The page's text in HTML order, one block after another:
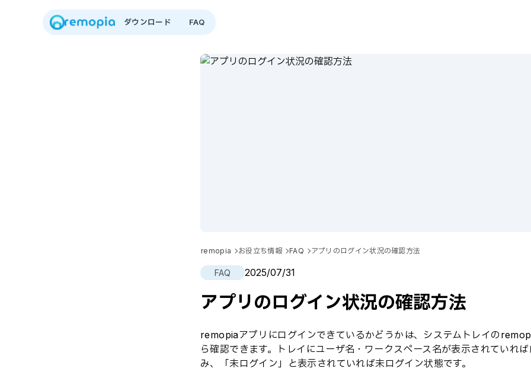
ダウンロード FAQ
remopia お役立ち情報 FAQ アプリのログイン状況の確認方法
FAQ 2025/07/31
アプリのログイン状況の確認方法
remopiaアプリにログインできているかどうかは、システムトレイの
ら確認できます。トレイにユーザ名・ワークスペース名が表示されていれ
み、「未ログイン」と表示されていれば未ログイン状態です。